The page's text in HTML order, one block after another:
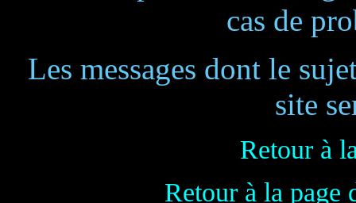
cas de
Les messages dont le
site
Retour à
Retour à la page